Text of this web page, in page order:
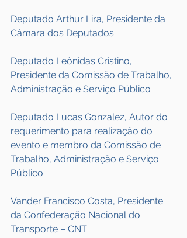
Deputado Arthur Lira, Presidente da
Câmara dos Deputados
Deputado Leônidas Cristino,
Presidente da Comissão de Trabalho,
Administração e Serviço Público
Deputado Lucas Gonzalez, Autor do
requerimento para realização do
evento e membro da Comissão de
Trabalho, Administração e Serviço
Público
Vander Francisco Costa, Presidente
da Confederação Nacional do
Transporte – CNT